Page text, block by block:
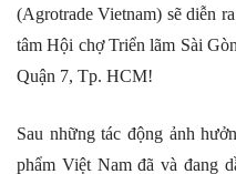
(Agrotrade Vietnam) sẽ diễn
tâm Hội chợ Triển lãm Sài
Quận 7, Tp. HCM!
Sau những tác động ảnh
phẩm Việt Nam đã và đang